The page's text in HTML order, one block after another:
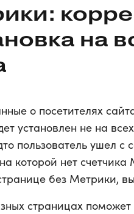
на
о посетителях
установлен не на
пользователь ушел с
которой нет
без Метрики,
страницах